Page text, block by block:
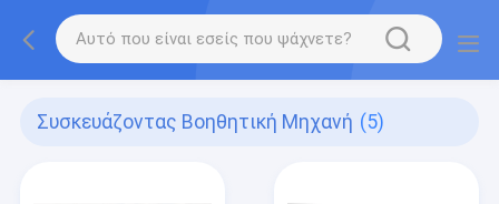
Συσκευάζοντας Βοηθητική Μηχανή (5)